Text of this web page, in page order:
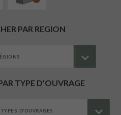
PAR REGION
TYPE D'OUVRAGE